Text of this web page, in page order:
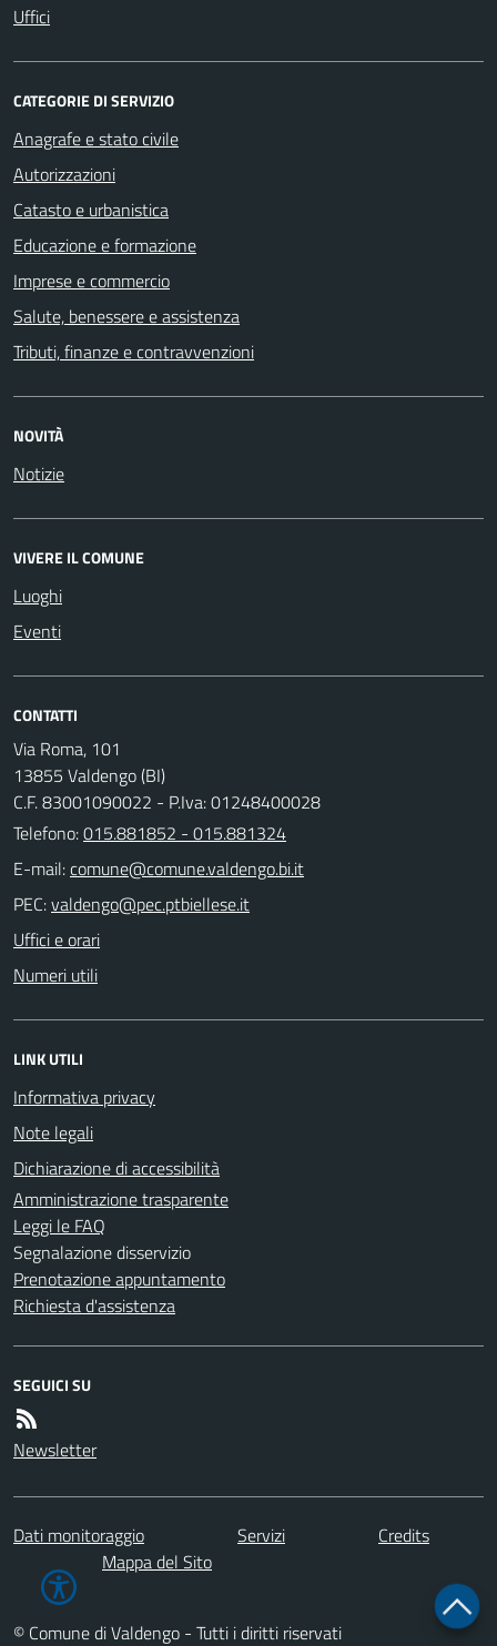
Uffici
CATEGORIE DI SERVIZIO
Anagrafe e stato civile
Autorizzazioni
Catasto e urbanistica
Educazione e formazione
Imprese e commercio
Salute, benessere e assistenza
Tributi, finanze e contravvenzioni
NOVITÀ
Notizie
VIVERE IL COMUNE
Luoghi
Eventi
CONTATTI
Via Roma, 101
13855 Valdengo (BI)
C.F. 83001090022 - P.Iva: 01248400028
Telefono:015.881852 - 015.881324
E-mail:
PEC:
Uffici e orari
Numeri utili
LINK UTILI
Informativa privacy
Note legali
Dichiarazione di accessibilità
Amministrazione trasparente
Leggi le FAQ
Segnalazione disservizio
Prenotazione appuntamento
Richiesta d'assistenza
SEGUICI SU
Newsletter
Dati monitoraggio Servizi
Credits
Mappa del Sito
© Comune di Valdengo - Tutti i diritti riservati